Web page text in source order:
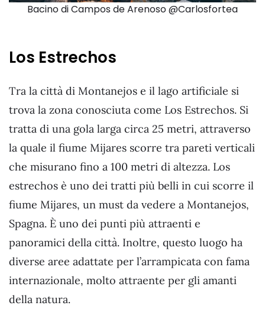
Bacino di Campos de Arenoso @Carlosfortea
Los Estrechos
Tra la città di Montanejos e il lago artificiale si
trova la zona conosciuta come Los Estrechos. Si
tratta di una gola larga circa 25 metri, attraverso
la quale il fiume Mijares scorre tra pareti verticali
che misurano fino a 100 metri di altezza. Los
estrechos è uno dei tratti più belli in cui scorre il
fiume Mijares, un must da vedere a Montanejos,
Spagna. È uno dei punti più attraenti e
panoramici della città. Inoltre, questo luogo ha
diverse aree adattate per l’arrampicata con fama
internazionale, molto attraente per gli amanti
della natura.